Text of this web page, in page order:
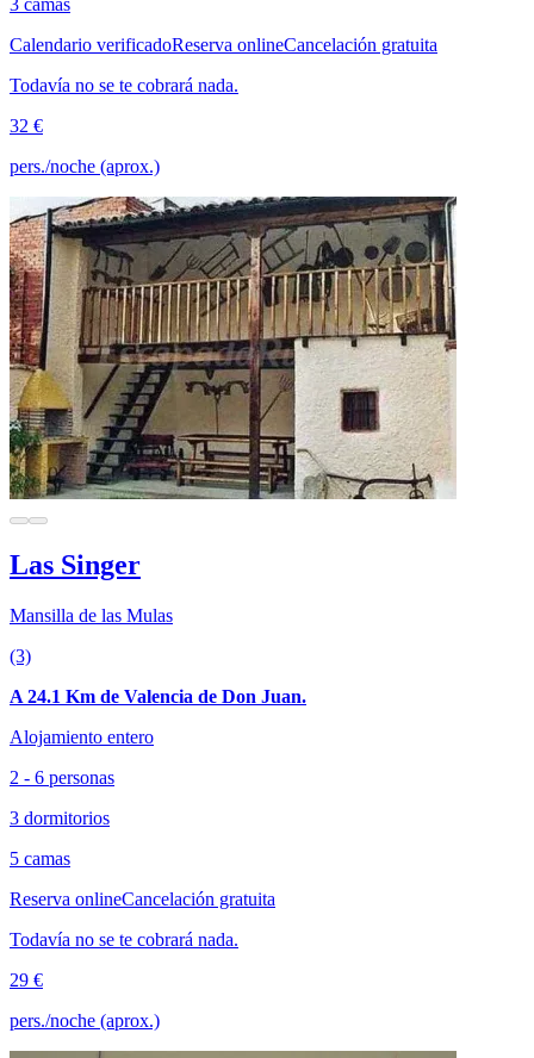
3 camas
Calendario verificadoReserva onlineCancelación gratuita
Todavía no se te cobrará nada.
32 €
pers./noche (aprox.)
Las Singer
Mansilla de las Mulas
(3)
A 24.1 Km de Valencia de Don Juan.
Alojamiento entero
2 - 6 personas
3 dormitorios
5 camas
Reserva onlineCancelación gratuita
Todavía no se te cobrará nada.
29 €
pers./noche (aprox.)